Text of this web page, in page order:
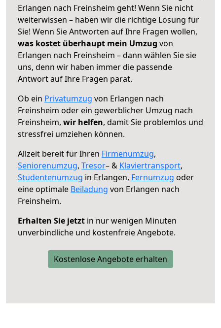
Erlangen nach Freinsheim geht! Wenn Sie nicht
weiterwissen – haben wir die richtige Lösung für
Sie! Wenn Sie Antworten auf Ihre Fragen wollen,
was kostet überhaupt mein Umzug von
Erlangen nach Freinsheim – dann wählen Sie sie
uns, denn wir haben immer die passende
Antwort auf Ihre Fragen parat.
Ob ein Privatumzug von Erlangen nach
Freinsheim oder ein gewerblicher Umzug nach
Freinsheim, wir helfen, damit Sie problemlos und
stressfrei umziehen können.
Allzeit bereit für Ihren Firmenumzug,
Seniorenumzug, Tresor– & Klaviertransport,
Studentenumzug in Erlangen, Fernumzug oder
eine optimale Beiladung von Erlangen nach
Freinsheim.
Erhalten Sie jetzt in nur wenigen Minuten
unverbindliche und kostenfreie Angebote.
Kostenlose Angebote erhalten